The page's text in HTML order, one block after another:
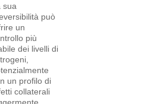
sua
può
un
più
dei livelli di
un profilo di
collaterali